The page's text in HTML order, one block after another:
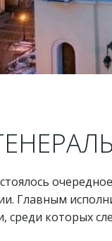
Главным
среди которых